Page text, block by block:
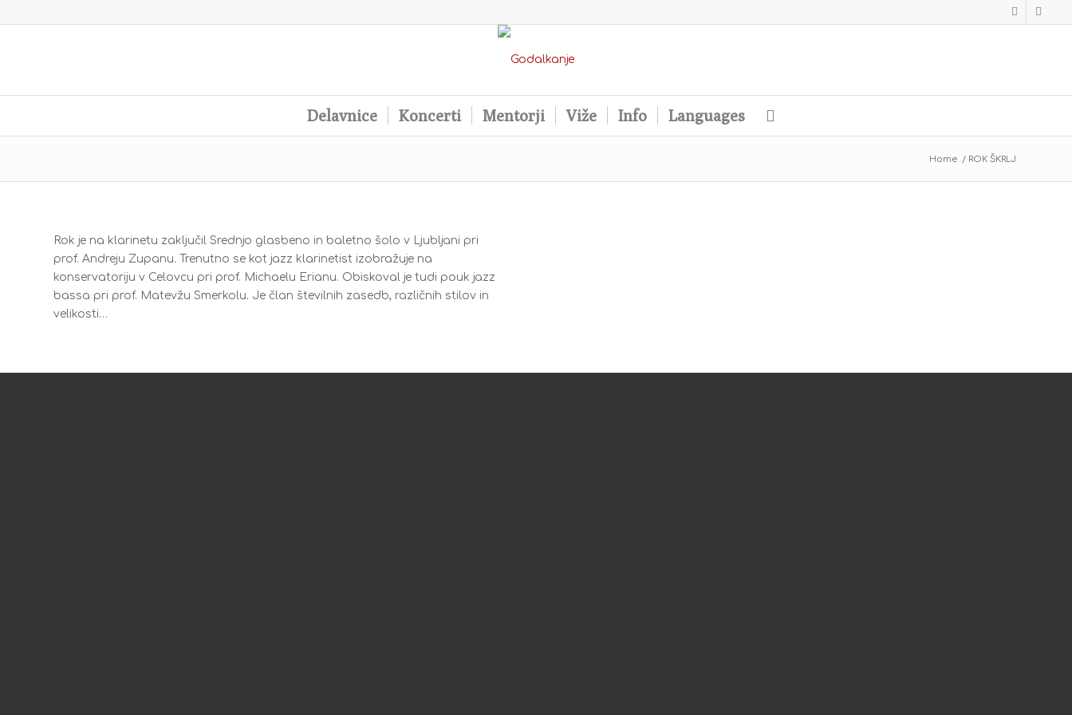
Delavnice Koncerti Mentorji Viže Info Languages
Home / ROK ŠKRLJ
Rok je na klarinetu zaključil Srednjo glasbeno in baletno šolo v Ljubljani pri
prof. Andreju Zupanu. Trenutno se kot jazz klarinetist izobražuje na
konservatoriju v Celovcu pri prof. Michaelu Erianu. Obiskoval je tudi pouk jazz
bassa pri prof. Matevžu Smerkolu. Je član številnih zasedb, različnih stilov in
velikosti…